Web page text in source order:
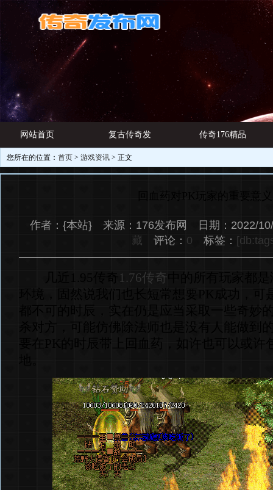
网站首页 复古传奇发
布网
传奇176精品
游戏资讯
您所在的位置： 首页 > 游戏资讯 > 正文
回血药对PK玩家的重要意义
作者：{本站} 来源：176发布网 日期：
藏 评论： 0 标签：
几近1.95传奇 1.76传奇 中的所有玩家都
环境，固然说我们也长短常想要PK成功，
都不可的时辰，实在仍是应当采取一些奇妙
杀对方，可能仿佛除法师也是没有人能做到
要在PK的时辰带上回血药，如许也可以或